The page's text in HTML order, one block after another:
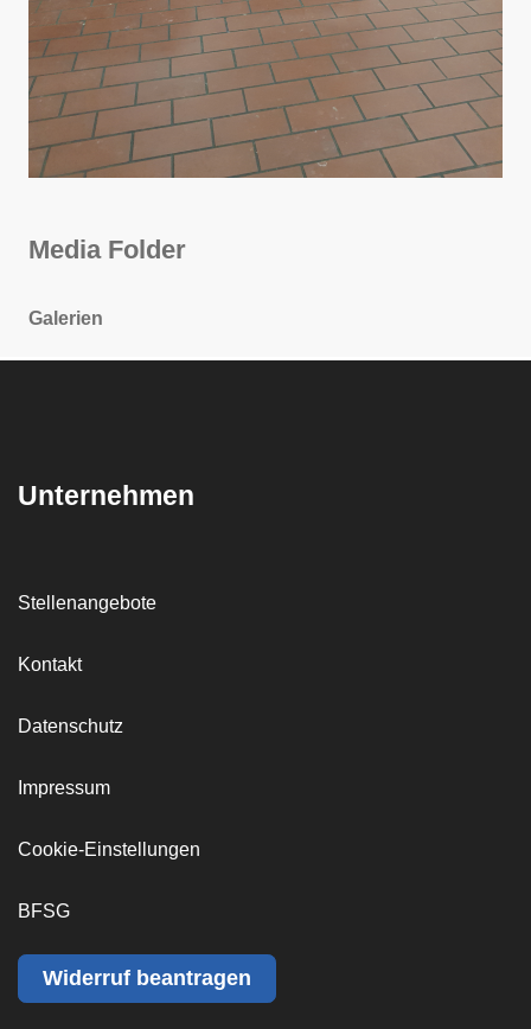
Media Folder
Galerien
Unternehmen
Stellenangebote
Kontakt
Datenschutz
Impressum
Cookie-Einstellungen
BFSG
Widerruf beantragen